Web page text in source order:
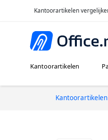
Kantoorartikelen
Kantoorartikelen
Kantoorartikelen